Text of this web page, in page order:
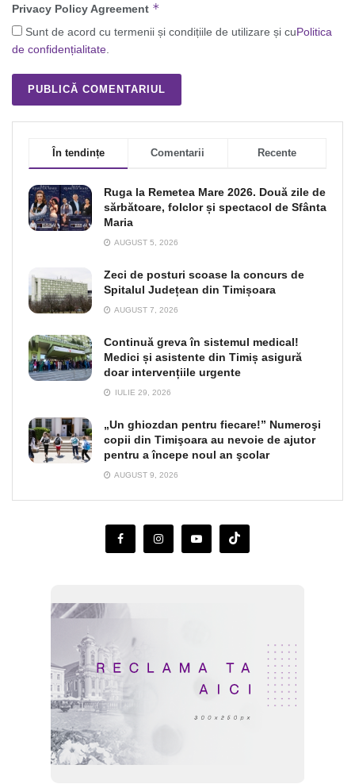
Privacy Policy Agreement *
Sunt de acord cu termenii și condițiile de utilizare și cuPolitica
de confidențialitate.
În tendințe Comentarii Recente
Ruga la Remetea Mare 2026. Două zile de
sărbătoare, folclor și spectacol de Sfânta
Maria
AUGUST 5, 2026
Zeci de posturi scoase la concurs de
Spitalul Județean din Timișoara
AUGUST 7, 2026
Continuă greva în sistemul medical!
Medici și asistente din Timiș asigură
doar intervențiile urgente
IULIE 29, 2026
„Un ghiozdan pentru fiecare!” Numeroşi
copii din Timişoara au nevoie de ajutor
pentru a începe noul an şcolar
AUGUST 9, 2026